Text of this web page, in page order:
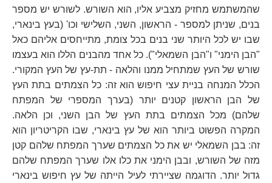
שהמשתמש מחזיק מצביע אליו, הוא השורש. לשורש יש מספר
בנים, שניתן למספר - הראשון, השני, השלישי וכו' (בעץ בינארי,
שבו יש לכל היותר שני בנים בכל צומת, מתייחסים אליהם כאל
"הבן הימני" ו"הבן השמאלי"). כל אחד מהבנים הללו הוא בעצמו
שורש של העץ שמתחיל ממנו והלאה - תת-עץ של העץ המקורי.
הכלל המנחה בניית עצי חיפוש הוא זה: כל הצמתים בתת העץ
של הבן הראשון קטנים יותר (בערך המספרי של המפתח
שלהם) מכל הצמתים בתת העץ של הבן השני, וכן הלאה.
המקרה הפשוט ביותר הוא של עץ בינארי, שבו הקריטריון הוא
זה: בבן השמאלי יש את כל הצמתים שערך המפתח שלהם קטן
מזה של השורש, ובבן הימני את כלו אלו שערך המפתח שלהם
גדול יותר. הדוגמה שציירתי לעיל הייתה של עץ חיפוש בינארי